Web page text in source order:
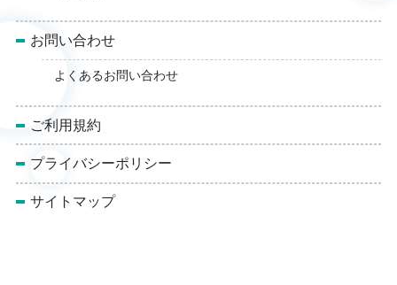
お問い合わせ
よくあるお問い合わせ
ご利用規約
プライバシーポリシー
サイトマップ